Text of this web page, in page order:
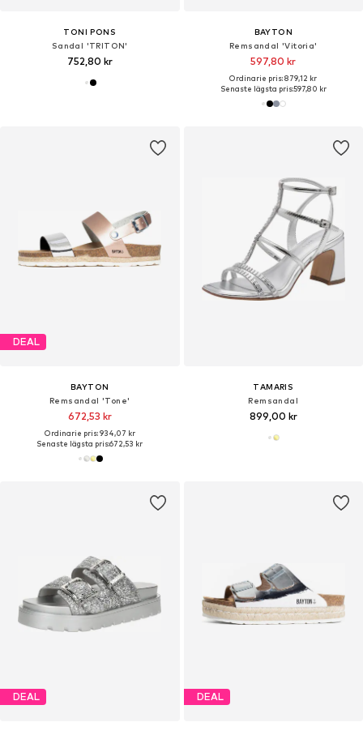
TONI PONS
Sandal 'TRITON'
752,80 kr
BAYTON
Remsandal 'Vitoria'
597,80 kr
Ordinarie pris: 879,12 kr
Senaste lägsta pris:597,80 kr
DEAL
BAYTON
Remsandal 'Tone'
672,53 kr
Ordinarie pris: 934,07 kr
Senaste lägsta pris:672,53 kr
TAMARIS
Remsandal
899,00 kr
DEAL DEAL